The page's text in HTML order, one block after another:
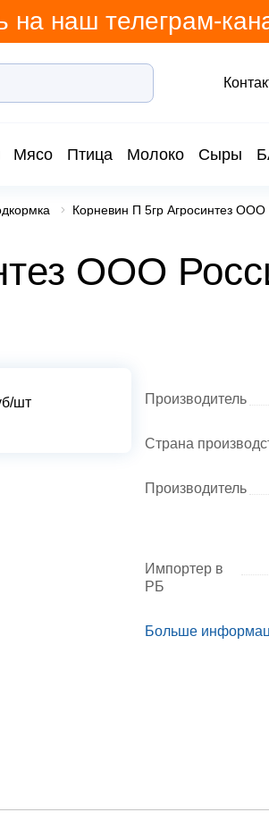
на наш телеграм-
Мясо Птица Молоко Сыры
Корневин П 5гр Агросинтез ООО
ООО
шт Производитель
Страна
Производитель
Импортер в
РБ
Больше